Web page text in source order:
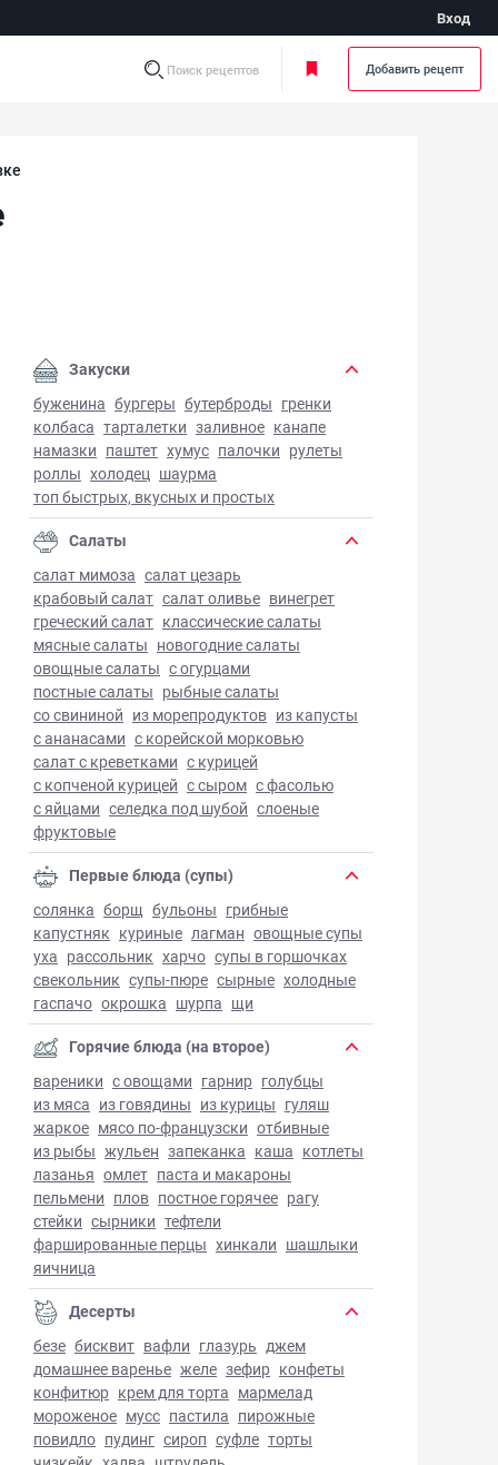
Вход
Поиск рецептов Добавить рецепт
из творога в духовке - фото готового блюда
Закуски
буженина бургеры бутерброды гренки
колбаса тарталетки заливное канапе
намазки паштет хумус палочки рулеты
роллы холодец шаурма
топ быстрых, вкусных и простых
Салаты
салат мимоза салат цезарь
крабовый салат салат оливье винегрет
греческий салат классические салаты
мясные салаты новогодние салаты
овощные салаты с огурцами
постные салаты рыбные салаты
со свининой из морепродуктов из капусты
с ананасами с корейской морковью
салат с креветками с курицей
с копченой курицей с сыром с фасолью
с яйцами селедка под шубой слоеные
фруктовые
Первые блюда (супы)
солянка борщ бульоны грибные
капустняк куриные лагман овощные супы
уха рассольник харчо супы в горшочках
свекольник супы-пюре сырные холодные
гаспачо окрошка шурпа щи
Горячие блюда (на второе)
вареники с овощами гарнир голубцы
из мяса из говядины из курицы гуляш
жаркое мясо по-французски отбивные
из рыбы жульен запеканка каша котлеты
лазанья омлет паста и макароны
пельмени плов постное горячее рагу
стейки сырники тефтели
фаршированные перцы хинкали шашлыки
яичница
Десерты
безе бисквит вафли глазурь джем
домашнее варенье желе зефир конфеты
конфитюр крем для торта мармелад
мороженое мусс пастила пирожные
повидло пудинг сироп суфле торты